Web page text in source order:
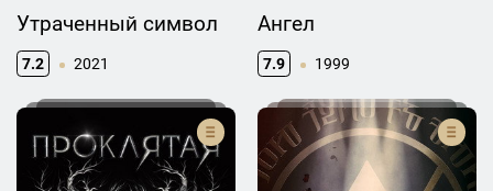
Утраченный символ
7.2 2021
Ангел
7.9 1999